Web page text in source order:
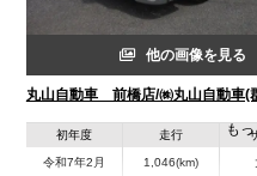
他の画像を見る
丸山自動車 前橋店/㈱丸山自動車(
初年度
令和7年2月
走行
1,046(km)
も